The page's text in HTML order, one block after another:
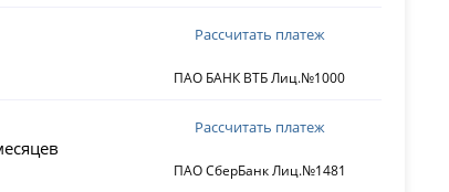
ПАО БАНК ВТБ Лиц.№1000
Рассчитать платеж
ПАО СберБанк Лиц.№1481
Рассчитать платеж